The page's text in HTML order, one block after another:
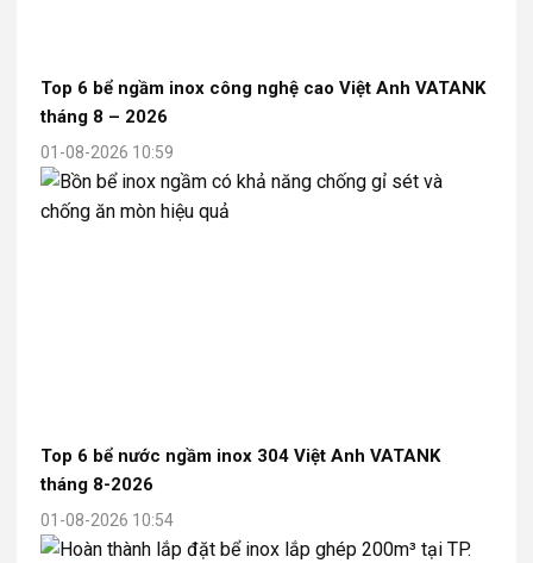
Top 6 bể ngầm inox công nghệ cao Việt Anh VATANK
tháng 8 – 2026
01-08-2026 10:59
Top 6 bể nước ngầm inox 304 Việt Anh VATANK
tháng 8-2026
01-08-2026 10:54